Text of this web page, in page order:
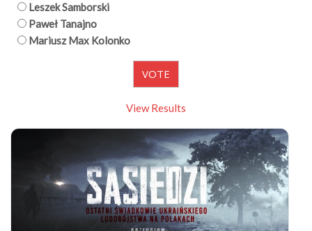
Leszek Samborski
Paweł Tanajno
Mariusz Max Kolonko
View Results